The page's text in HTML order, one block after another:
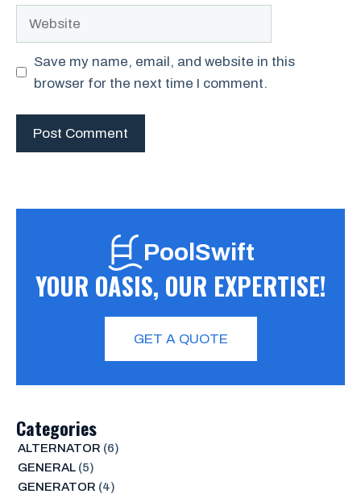
Save my name, email, and website in this
browser for the next time I comment.
PoolSwift
YOUR OASIS, OUR EXPERTISE!
GET A QUOTE
Categories
ALTERNATOR (6)
GENERAL(5)
GENERATOR (4)